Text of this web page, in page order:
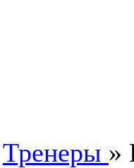
Тренеры »